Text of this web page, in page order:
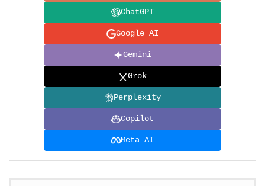
ChatGPT
Google AI
Gemini
Grok
Perplexity
Copilot
Meta AI